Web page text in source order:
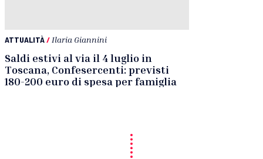
ATTUALITÀ/ Ilaria Giannini
Saldi estivi al via il 4 luglio in
Toscana, Confesercenti: previsti
180-200 euro di spesa per famiglia